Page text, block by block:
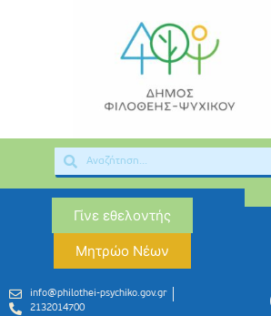
Γίνε εθελοντής
Μητρώο Νέων
info@philothei-psychiko.gov.gr
2132014700